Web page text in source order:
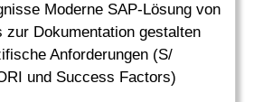
Moderne SAP-Lösung von
zur Dokumentation gestalten
Anforderungen (S/
und Success Factors)